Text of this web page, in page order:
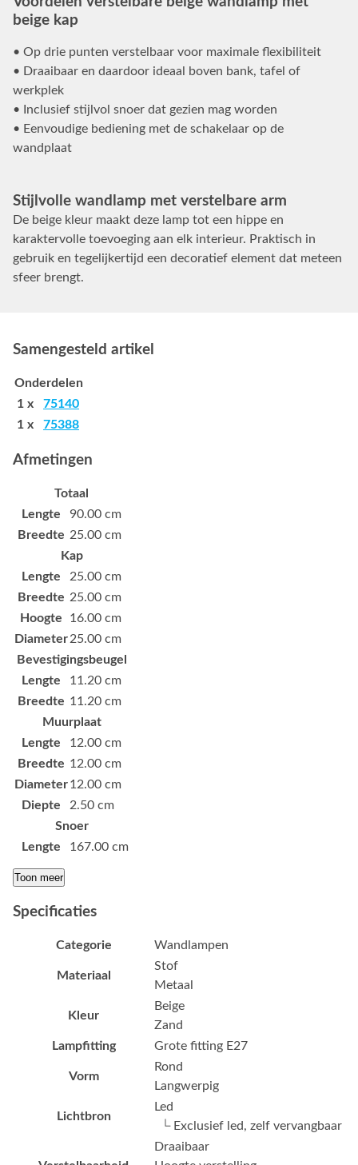
beige kap
• Op drie punten verstelbaar voor maximale flexibiliteit
• Draaibaar en daardoor ideaal boven bank, tafel of
werkplek
• Inclusief stijlvol snoer dat gezien mag worden
• Eenvoudige bediening met de schakelaar op de
wandplaat
Stijlvolle wandlamp met verstelbare arm
De beige kleur maakt deze lamp tot een hippe en
karaktervolle toevoeging aan elk interieur. Praktisch in
gebruik en tegelijkertijd een decoratief element dat meteen
sfeer brengt.
Samengesteld artikel
Onderdelen
1 x 75140
1 x 75388
Afmetingen
Totaal
Lengte
90.00 cm
Breedte 25.00 cm
Kap
Lengte
25.00 cm
Breedte 25.00 cm
Hoogte
16.00 cm
Diameter25.00 cm
Bevestigingsbeugel
Lengte
11.20 cm
Breedte 11.20 cm
Muurplaat
Lengte
12.00 cm
Breedte 12.00 cm
Diameter12.00 cm
Diepte
2.50 cm
Snoer
Lengte
167.00 cm
Toon meer
Specificaties
Categorie Wandlampen
Materiaal
Stof
Metaal
Kleur
Beige
Zand
Lampfitting
Grote fitting E27
Vorm
Rond
Langwerpig
Lichtbron
Led
└ Exclusief led, zelf vervangbaar
Draaibaar